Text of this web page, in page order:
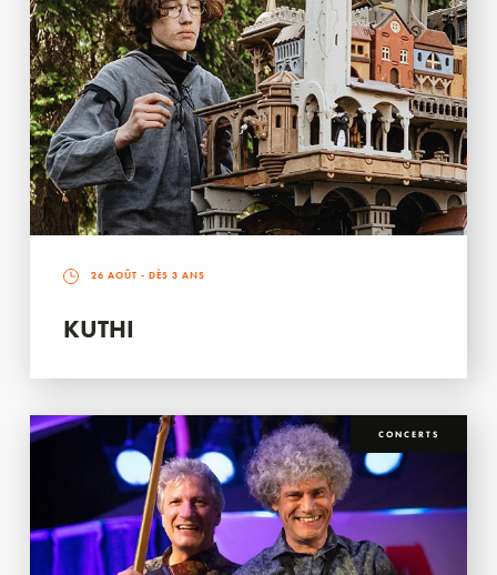
26 AOÛT - DÈS 3 ANS
KUTHI
CONCERTS